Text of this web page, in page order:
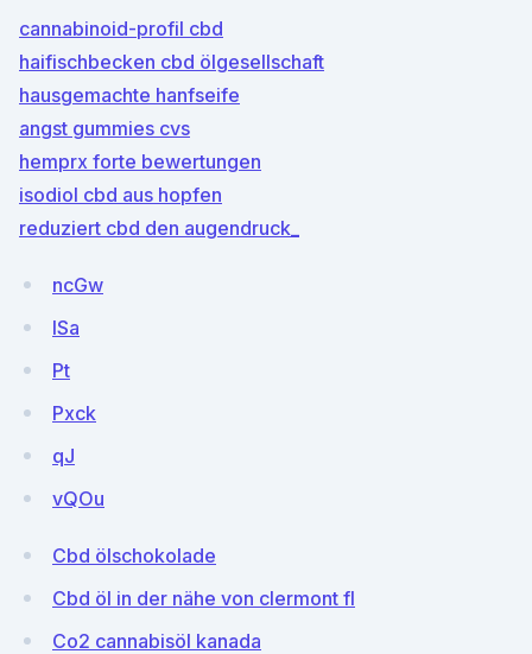
cannabinoid-profil cbd
haifischbecken cbd ölgesellschaft
hausgemachte hanfseife
angst gummies cvs
hemprx forte bewertungen
isodiol cbd aus hopfen
reduziert cbd den augendruck_
ncGw
ISa
Pt
Pxck
qJ
vQOu
Cbd ölschokolade
Cbd öl in der nähe von clermont fl
Co2 cannabisöl kanada